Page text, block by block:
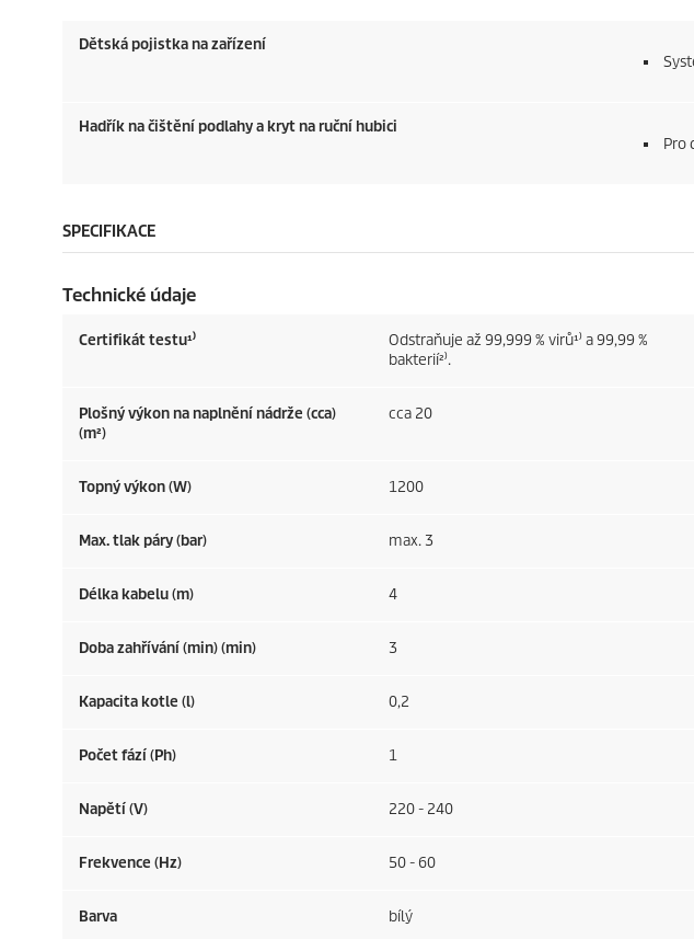
Dětská pojistka na zařízení
Hadřík na čištění podlahy a kryt na ruční hubici
Pro
SPECIFIKACE
Technické údaje
Certifikát testu¹⁾
Odstraňuje až 99,999 % virů¹⁾ a 99,99 %
bakterií²⁾.
Plošný výkon na naplnění nádrže (cca)
(m²)
cca 20
Topný výkon (W) 1200
Max. tlak páry (bar) max. 3
Délka kabelu (m) 4
Doba zahřívání (min) (min) 3
Kapacita kotle (l) 0,2
Počet fází (Ph) 1
Napětí (V) 220 - 240
Frekvence (Hz) 50 - 60
Barva bílý